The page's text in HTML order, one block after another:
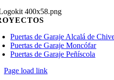
Puertas de Garaje Alcalá de
Puertas de Garaje Moncófar
Puertas de Garaje Peñíscola
Page load link